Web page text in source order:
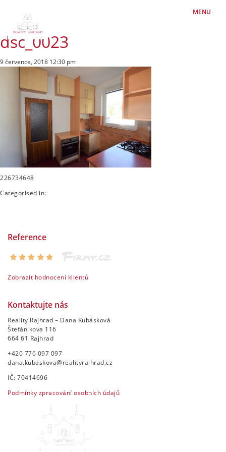
MENU
dsc_0023
9 července, 2018 12:30 pm
226734648
Categorised in:
Reference
Zobrazit hodnocení klientů
Kontaktujte nás
Reality Rajhrad – Dana Kubásková
Štefánikova 116
664 61 Rajhrad
+420 776 097 097
dana.kubaskova@realityrajhrad.cz
IČ: 70414696
Podmínky zpracování osobních údajů